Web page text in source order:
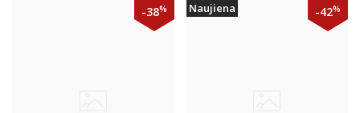
-38% Naujiena -42%